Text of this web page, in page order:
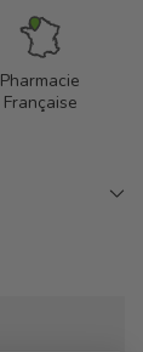
Pharmacie
Française